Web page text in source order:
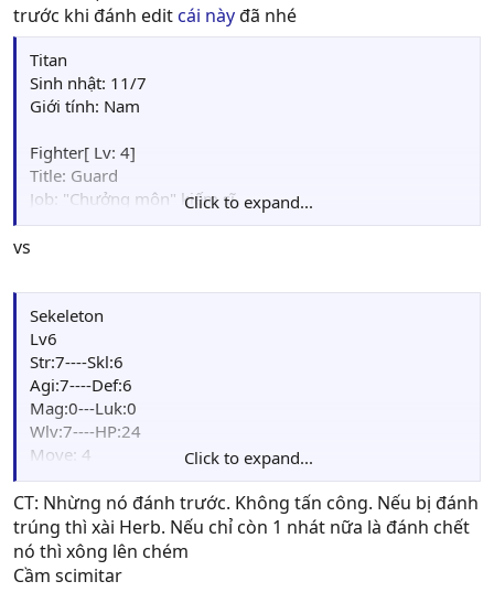
trước khi đánh edit cái nàyđã nhé
Titan
Sinh nhật: 11/7
Giới tính: Nam
Fighter[ Lv: 4]
Title: Guard
Job: "Chưởng môn" kiếm sĩ
Guild: [RWelt] Ngự lâm quân Welt
HP : 16/16
STR: 7---MAG: 0
SKL: 6---LUCK: 0
AGI: 7+1---WLV : 3
DEF: 3+1---MOV: 5
EXP: 15
Points: 02
Weapon : Iron Sword(30/50), Sl.Sword(46/46),
Scimitar(29/33)
Item: Fruit(2), herb(5)
Click to expand...
vs
Sekeleton
Lv6
Str:7----Skl:6
Agi:7----Def:6
Mag:0---Luk:0
Wlv:7----HP:24
Move: 4
Weapon: Steel Sword
Click to expand...
CT: Nhừng nó đánh trước. Không tấn công. Nếu bị đánh
trúng thì xài Herb. Nếu chỉ còn 1 nhát nữa là đánh chết
nó thì xông lên chém
Cầm scimitar